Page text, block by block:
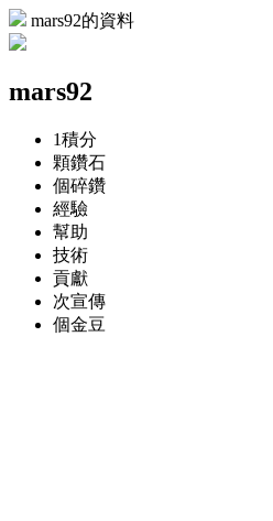
mars92的資料
mars92
1積分
顆鑽石
個碎鑽
經驗
幫助
技術
貢獻
次宣傳
個金豆